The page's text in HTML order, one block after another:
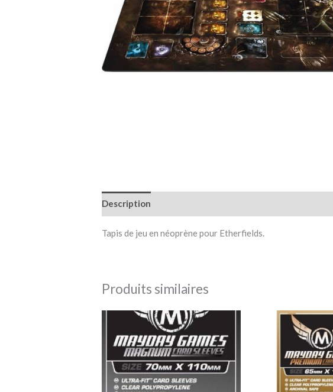
Description
Tapis de jeu en néoprène pour Etherfields.
Produits similaires